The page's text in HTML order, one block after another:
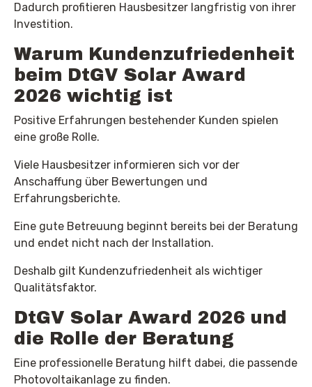
Dadurch profitieren Hausbesitzer langfristig von ihrer
Investition.
Warum Kundenzufriedenheit
beim DtGV Solar Award
2026 wichtig ist
Positive Erfahrungen bestehender Kunden spielen
eine große Rolle.
Viele Hausbesitzer informieren sich vor der
Anschaffung über Bewertungen und
Erfahrungsberichte.
Eine gute Betreuung beginnt bereits bei der Beratung
und endet nicht nach der Installation.
Deshalb gilt Kundenzufriedenheit als wichtiger
Qualitätsfaktor.
DtGV Solar Award 2026 und
die Rolle der Beratung
Eine professionelle Beratung hilft dabei, die passende
Photovoltaikanlage zu finden.